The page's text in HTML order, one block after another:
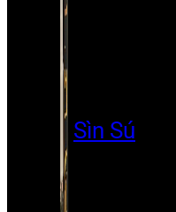
Sìn Sú